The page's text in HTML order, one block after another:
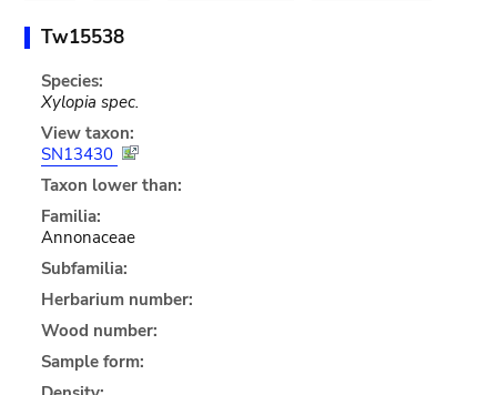
Tw15538
Species:
Xylopia spec.
View taxon:
SN13430
Taxon lower than:
Familia:
Annonaceae
Subfamilia:
Herbarium number:
Wood number:
Sample form: